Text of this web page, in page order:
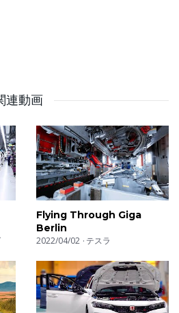
Gemera - And I've
tAzcn6FcUnE
VICTOR Flat Out In £4m V12
youtu.be/JYjOUR4THzM
World? MrJWW Ultimate Car
連動画
Flying Through Giga
Berlin
2022/04/02 テスラ